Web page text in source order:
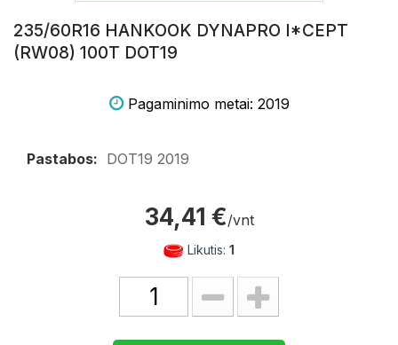
235/60R16 HANKOOK DYNAPRO I*CEPT
(RW08) 100T DOT19
Pagaminimo metai: 2019
Pastabos: DOT19 2019
34,41 €/vnt
Likutis: 1